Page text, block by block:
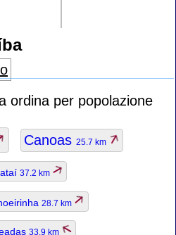
ordina per popolazione
Canoas 25.7 km
37.2 km
28.7 km
33.9 km